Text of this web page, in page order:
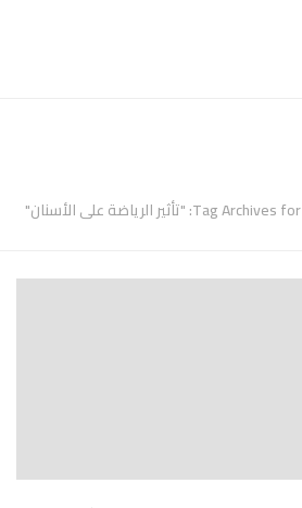
Tag Archives for: "تأثير الرياضة على الأسنان"